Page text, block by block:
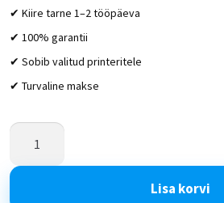
✔ Kiire tarne 1–2 tööpäeva
✔ 100% garantii
✔ Sobib valitud printeritele
✔ Turvaline makse
Lisa korvi